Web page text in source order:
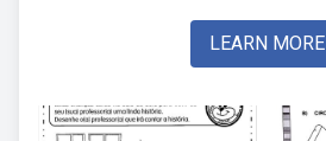
LEARN MORE